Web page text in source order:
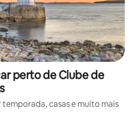
perto de Clube de
temporada, casas e muito mais